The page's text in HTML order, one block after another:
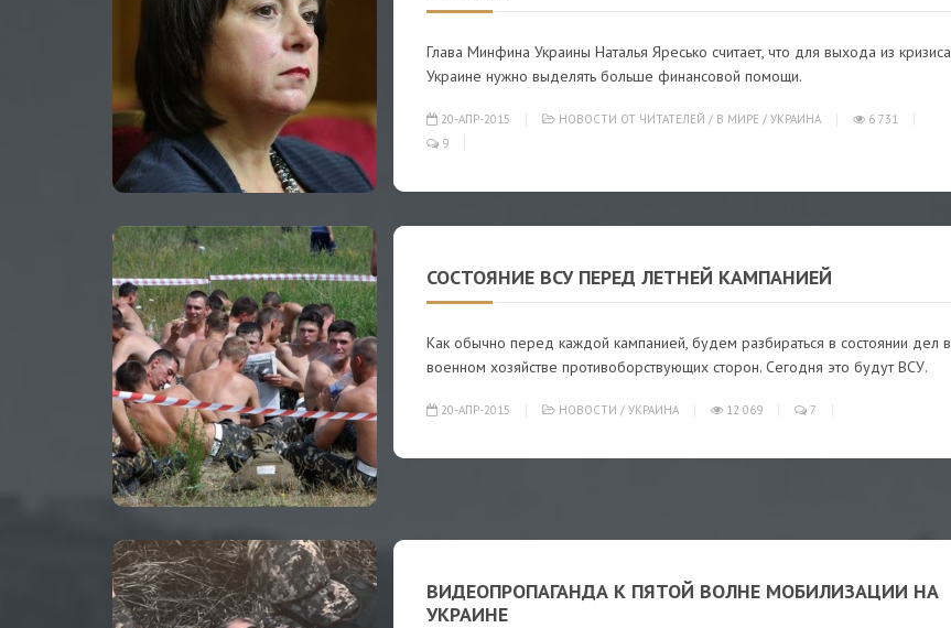
Глава Минфина Украины Наталья Яресько считает, что для выхода из кризиса
Украине нужно выделять больше финансовой помощи.
20-АПР-2015 НОВОСТИ ОТ ЧИТАТЕЛЕЙ / В МИРЕ / УКРАИНА
6 731
9
СОСТОЯНИЕ ВСУ ПЕРЕД ЛЕТНЕЙ КАМПАНИЕЙ
Как обычно перед каждой кампанией, будем разбираться в состоянии дел в
военном хозяйстве противоборствующих сторон. Сегодня это будут ВСУ.
20-АПР-2015 НОВОСТИ / УКРАИНА 12 069 7
ВИДЕОПРОПАГАНДА К ПЯТОЙ ВОЛНЕ МОБИЛИЗАЦИИ НА
УКРАИНЕ